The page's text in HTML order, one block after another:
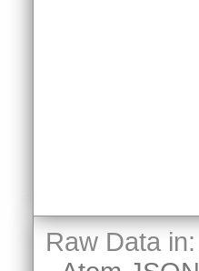
Raw Data in: